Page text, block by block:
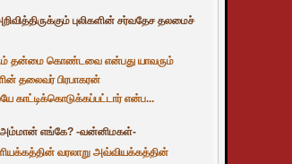
புலிகளின் சர்வதேச தலமைச்
தன்மை கொண்டவை என்பது யாவரும்
தலைவர் பிரபாகரன்
காட்டிக்கொடுக்கப்பட்டார் என்ப...
அம்மான் எங்கே? -வன்னிமகள்-
வரலாறு அவ்வியக்கத்தின்